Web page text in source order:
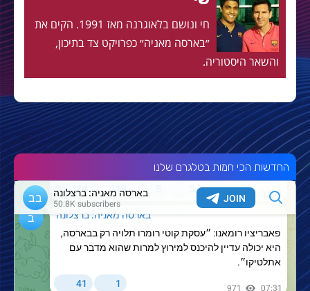
חי ונושם בלאוגרנה מאז 1991. הקים את
״בארסה מאניה״ כפרויקט צד בתיכון,
והשאר היסטוריה.
החדשות הכי חמות בטלגרם שלנו